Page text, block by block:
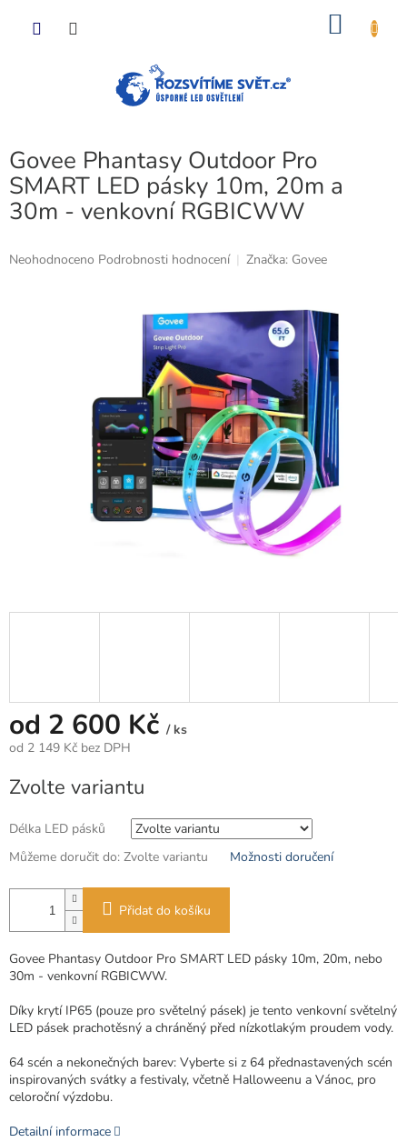
Govee Phantasy Outdoor Pro
SMART LED pásky 10m, 20m a
30m - venkovní RGBICWW
Průměrné
Neohodnoceno Podrobnosti hodnocení Značka: Govee
od 2 600 Kč / ks
od 2 149 Kč bez DPH
cena:
Zvolte variantu
Délka LED pásků
Můžeme doručit do: Zvolte variantu Možnosti doručení
Přidat do košíku
Govee Phantasy Outdoor Pro SMART LED pásky 10m, 20m, nebo
30m - venkovní RGBICWW.
Díky krytí IP65 (pouze pro světelný pásek) je tento venkovní světelný
LED pásek prachotěsný a chráněný před nízkotlakým proudem vody.
64 scén a nekonečných barev: Vyberte si z 64 přednastavených scén
inspirovaných svátky a festivaly, včetně Halloweenu a Vánoc, pro
celoroční výzdobu.
Detailní informace